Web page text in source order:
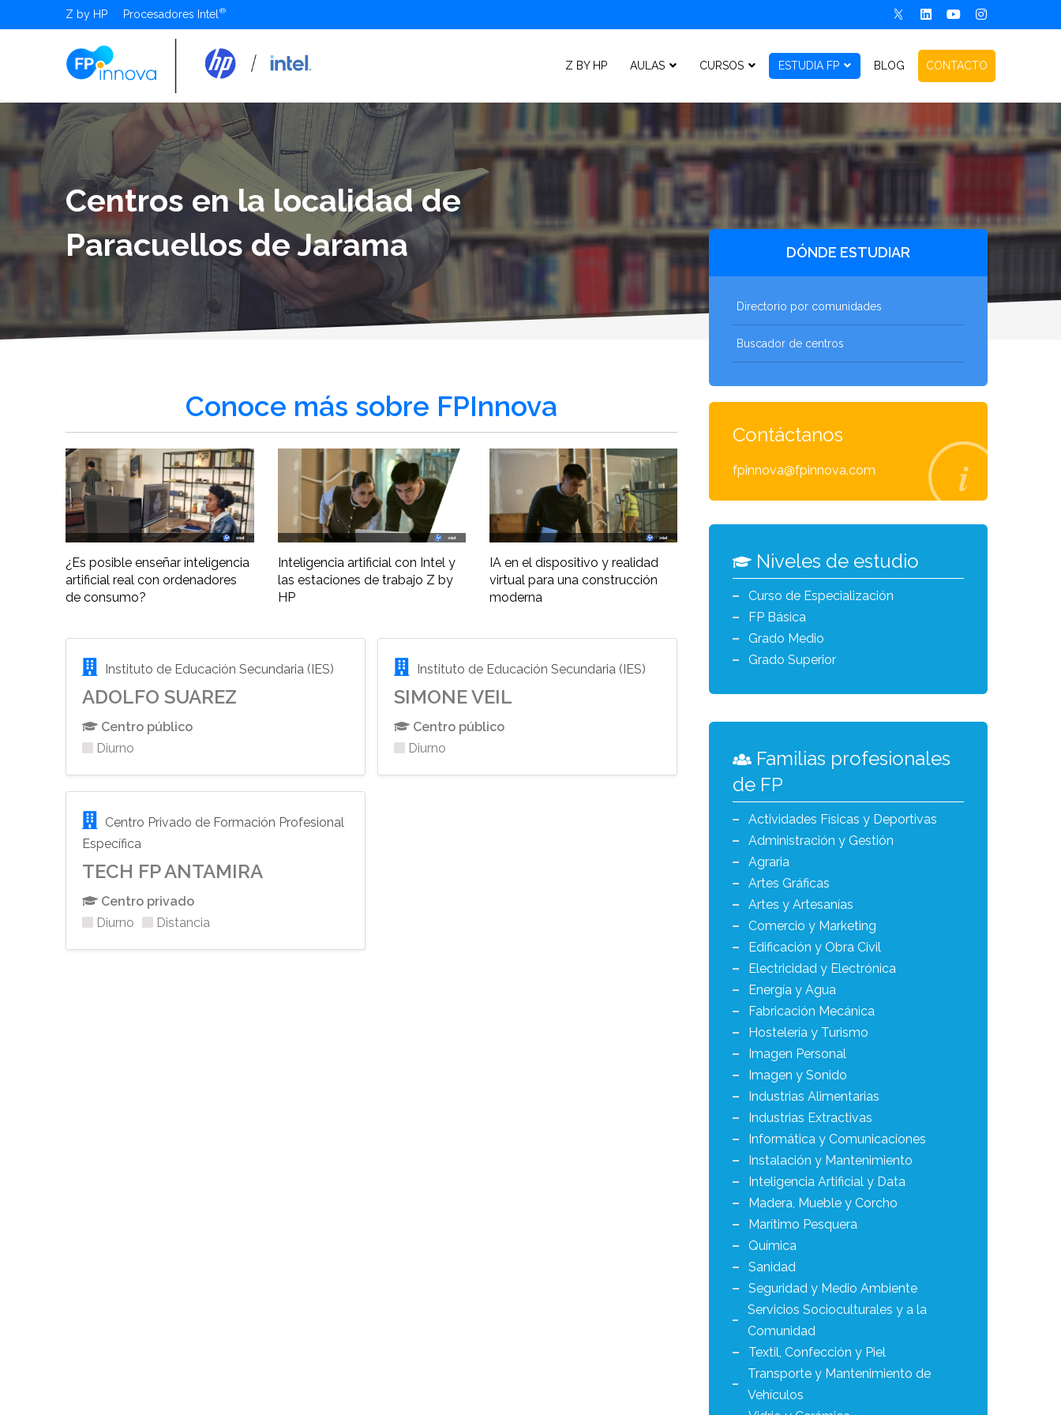
Z by HP Procesadores Intel
Z BY HP AULAS CURSOS ESTUDIA FP BLOG CONTACTO
Centros en la localidad de
Paracuellos de Jarama
Conoce más sobre FPInnova
¿Es posible enseñar inteligencia
artificial real con ordenadores
de consumo?
Inteligencia artificial con Intel y
las estaciones de trabajo Z by
HP
IA en el dispositivo y realidad
virtual para una construcción
moderna
Instituto de Educación Secundaria (IES)
ADOLFO SUAREZ
Centro público
Diurno
Instituto de Educación Secundaria (IES)
SIMONE VEIL
Centro público
Diurno
Centro Privado de Formación Profesional
Específica
TECH FP ANTAMIRA
Centro privado
Diurno
Distancia
DÓNDE ESTUDIAR
Directorio por comunidades
Buscador de centros
Contáctanos
fpinnova@fpinnova.com
Niveles de estudio
Curso de Especialización
FP Básica
Grado Medio
Grado Superior
Familias profesionales
de FP
Actividades Físicas y Deportivas
Administración y Gestión
Agraria
Artes Gráficas
Artes y Artesanías
Comercio y Marketing
Edificación y Obra Civil
Electricidad y Electrónica
Energía y Agua
Fabricación Mecánica
Hostelería y Turismo
Imagen Personal
Imagen y Sonido
Industrias Alimentarias
Industrias Extractivas
Informática y Comunicaciones
Instalación y Mantenimiento
Inteligencia Artificial y Data
Madera, Mueble y Corcho
Marítimo Pesquera
Química
Sanidad
Seguridad y Medio Ambiente
Servicios Socioculturales y a la
Comunidad
Textil, Confección y Piel
Transporte y Mantenimiento de
Vehículos